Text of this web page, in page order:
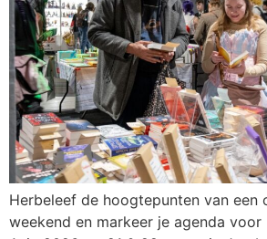
Herbeleef de hoogtepunten van een
weekend en markeer je agenda voor